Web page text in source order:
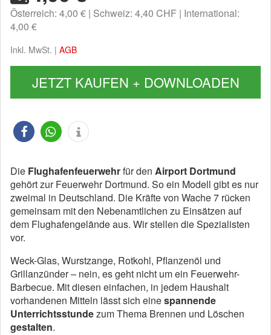
Österreich: 4,00 € Schweiz: 4,40 CHF International:
4,00 €
Inkl. MwSt. | AGB
JETZT KAUFEN + DOWNLOADEN
Die Flughafenfeuerwehrfür den Airport Dortmund
gehört zur Feuerwehr Dortmund. So ein Modell gibt es nur
zweimal in Deutschland. Die Kräfte von Wache 7 rücken
gemeinsam mit den Nebenamtlichen zu Einsätzen auf
dem Flughafengelände aus. Wir stellen die Spezialisten
vor.
Weck-Glas, Wurstzange, Rotkohl, Pflanzenöl und
Grillanzünder – nein, es geht nicht um ein Feuerwehr-
Barbecue. Mit diesen einfachen, in jedem Haushalt
vorhandenen Mitteln lässt sich einespannende
Unterrichtsstundezum Thema Brennen und Löschen
gestalten.